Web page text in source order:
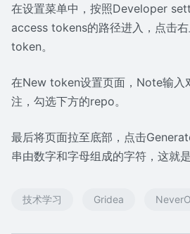
在设置菜单中，按照Developer
access tokens的路径进入，点击
token。
在New token设置页面，Note输入
注，勾选下方的repo。
最后将页面拉至底部，点击
串由数字和字母组成的字符，这就
技术学习 Gridea